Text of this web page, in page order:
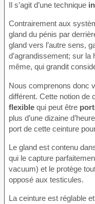
Il s’agit d’une technique
Contrairement aux
gland du pénis par
gland vers l’autre sens,
d’agrandissement; sur
même, qui grandit
Nous comprenons donc
différent. Cette notion de
flexible qui peut être
plus d’une dizaine
port de cette ceinture
Le gland est contenu
qui le capture
vacuum) et le protège
opposé aux testicules.
La ceinture est réglable